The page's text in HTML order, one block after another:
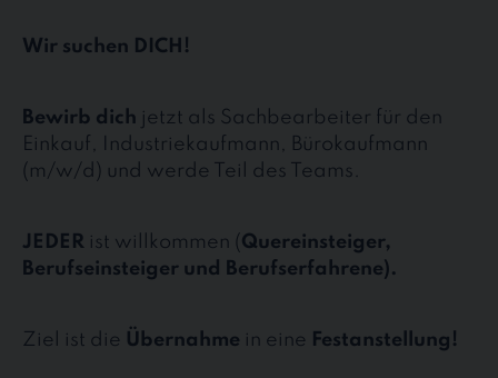
Wir suchen DICH!
Bewirb dich jetzt als Sachbearbeiter für den
Einkauf, Industriekaufmann, Bürokaufmann
(m/w/d) und werde Teil des Teams.
JEDER ist willkommen (Quereinsteiger,
Berufseinsteiger und Berufserfahrene).
Ziel ist die Übernahme in eine Festanstellung!